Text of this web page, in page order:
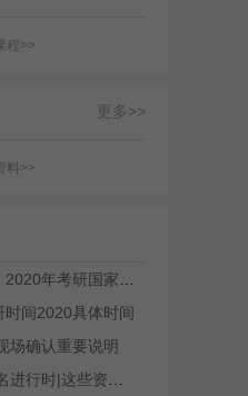
程>>
更多>>
料>>
时间2020具体时间
场确认重要说明